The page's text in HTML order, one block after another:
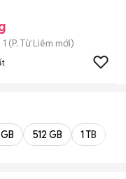
(P. Từ Liêm mới)
512 GB 1 TB